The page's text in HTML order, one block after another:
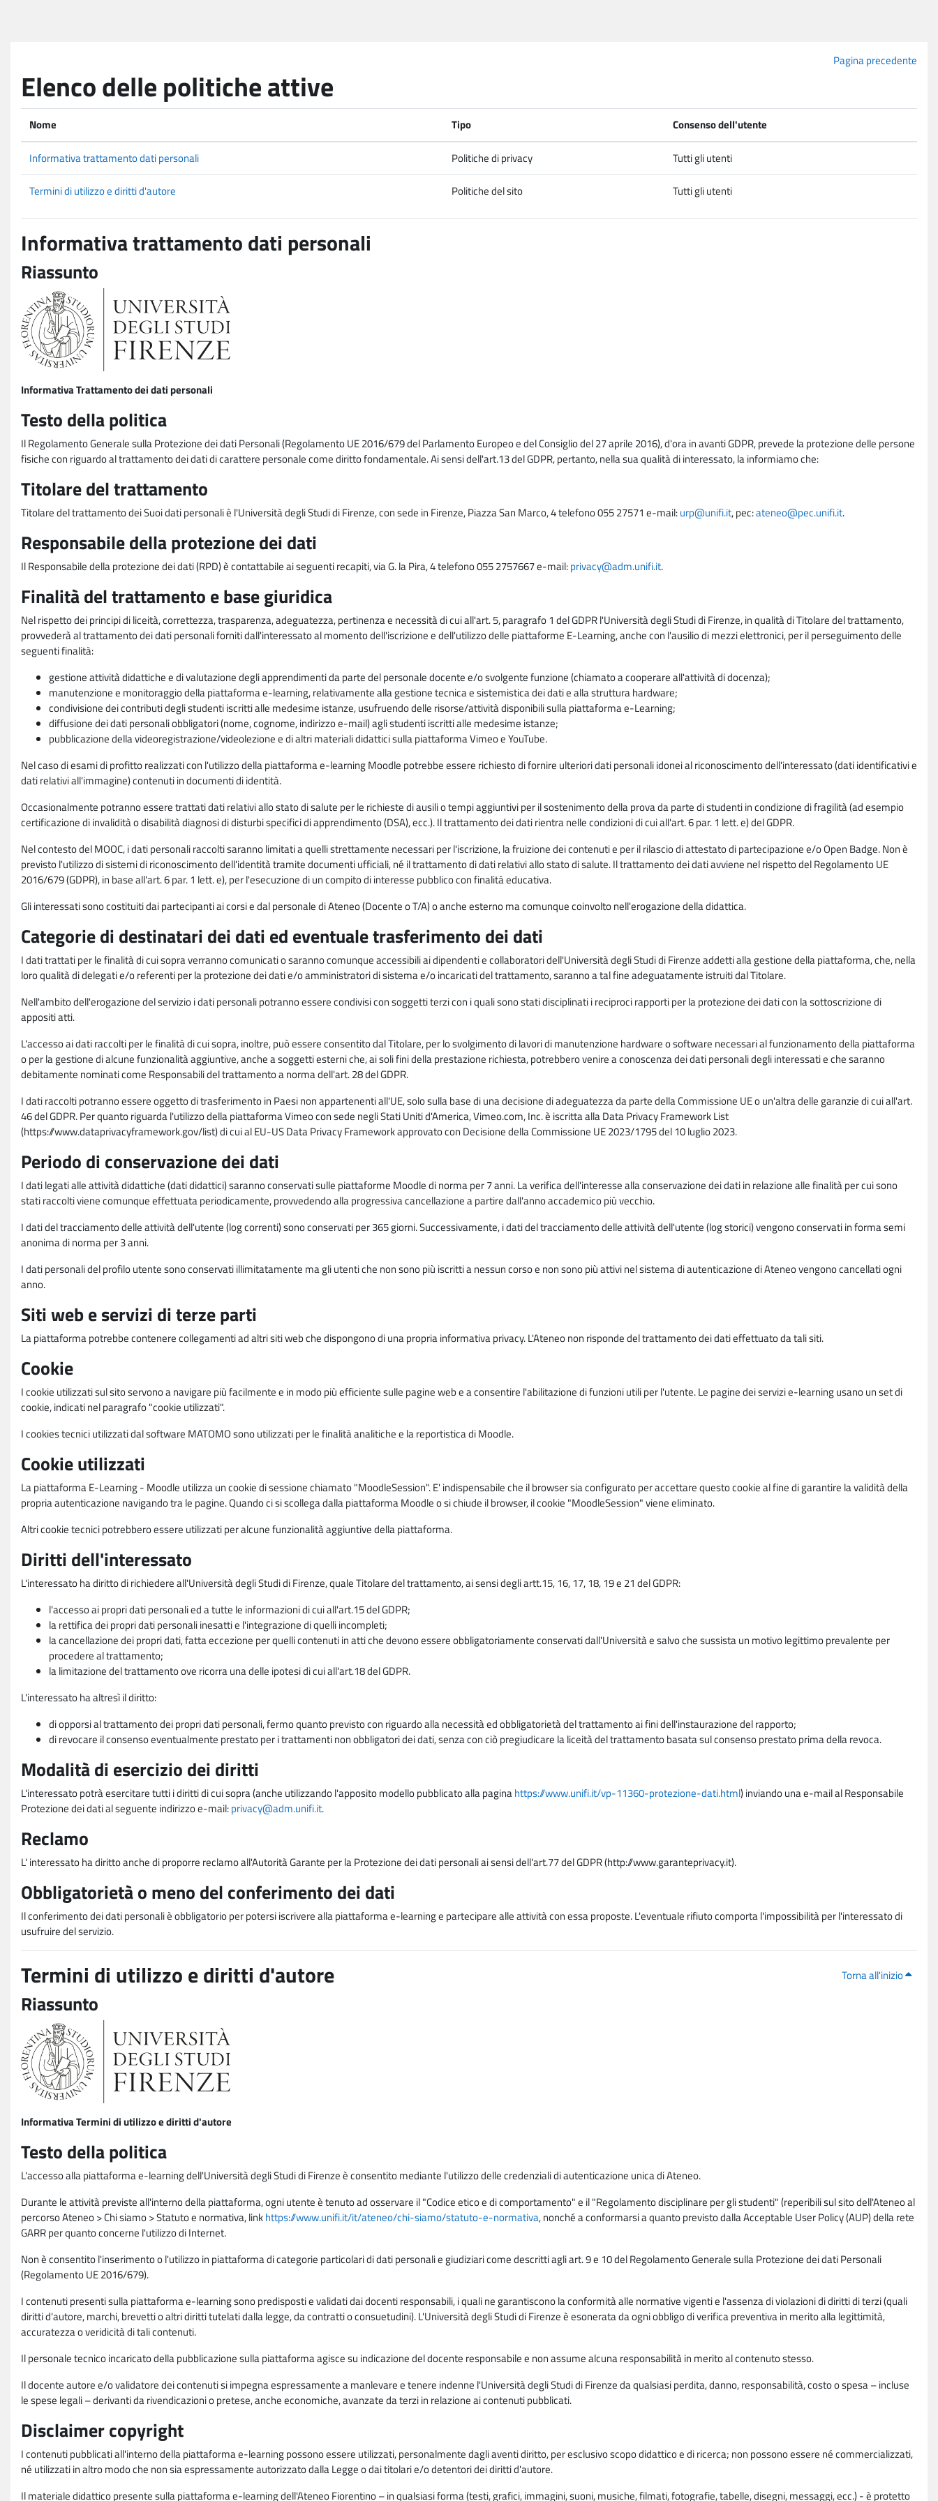
Pagina precedente
Elenco delle politiche attive
Nome Tipo Consenso dell'utente
Informativa trattamento dati personali Politiche di privacy Tutti gli utenti
Termini di utilizzo e diritti d'autore Politiche del sito Tutti gli utenti
Informativa trattamento dati personali
Riassunto
Informativa Trattamento dei dati personali
Testo della politica
Il Regolamento Generale sulla Protezione dei dati Personali (Regolamento UE 2016/679 del Parlamento Europeo e del Consiglio del 27 aprile 2016), d'ora in avanti GDPR, prevede la protezione delle persone
fisiche con riguardo al trattamento dei dati di carattere personale come diritto fondamentale. Ai sensi dell'art.13 del GDPR, pertanto, nella sua qualità di interessato, la informiamo che:
Titolare del trattamento
Titolare del trattamento dei Suoi dati personali è l'Università degli Studi di Firenze, con sede in Firenze, Piazza San Marco, 4 telefono 055 27571 e-mail:urp@unifi.it, pec:ateneo@pec.unifi.it.
Responsabile della protezione dei dati
Il Responsabile della protezione dei dati (RPD) è contattabile ai seguenti recapiti, via G. la Pira, 4 telefono 055 2757667 e-mail:privacy@adm.unifi.it.
Finalità del trattamento e base giuridica
Nel rispetto dei principi di liceità, correttezza, trasparenza, adeguatezza, pertinenza e necessità di cui all'art. 5, paragrafo 1 del GDPR l'Università degli Studi di Firenze, in qualità di Titolare del trattamento,
provvederà al trattamento dei dati personali forniti dall'interessato al momento dell'iscrizione e dell'utilizzo delle piattaforme E-Learning, anche con l'ausilio di mezzi elettronici, per il perseguimento delle
seguenti finalità:
gestione attività didattiche e di valutazione degli apprendimenti da parte del personale docente e/o svolgente funzione (chiamato a cooperare all'attività di docenza);
manutenzione e monitoraggio della piattaforma e-learning, relativamente alla gestione tecnica e sistemistica dei dati e alla struttura hardware;
condivisione dei contributi degli studenti iscritti alle medesime istanze, usufruendo delle risorse/attività disponibili sulla piattaforma e-Learning;
diffusione dei dati personali obbligatori (nome, cognome, indirizzo e-mail) agli studenti iscritti alle medesime istanze;
pubblicazione della videoregistrazione/videolezione e di altri materiali didattici sulla piattaforma Vimeo e YouTube.
Nel caso di esami di profitto realizzati con l'utilizzo della piattaforma e-learning Moodle potrebbe essere richiesto di fornire ulteriori dati personali idonei al riconoscimento dell'interessato (dati identificativi e
dati relativi all'immagine) contenuti in documenti di identità.
Occasionalmente potranno essere trattati dati relativi allo stato di salute per le richieste di ausili o tempi aggiuntivi per il sostenimento della prova da parte di studenti in condizione di fragilità (ad esempio
certificazione di invalidità o disabilità diagnosi di disturbi specifici di apprendimento (DSA), ecc.). Il trattamento dei dati rientra nelle condizioni di cui all'art. 6 par. 1 lett. e) del GDPR.
Nel contesto del MOOC, i dati personali raccolti saranno limitati a quelli strettamente necessari per l'iscrizione, la fruizione dei contenuti e per il rilascio di attestato di partecipazione e/o Open Badge. Non è
previsto l'utilizzo di sistemi di riconoscimento dell'identità tramite documenti ufficiali, né il trattamento di dati relativi allo stato di salute. Il trattamento dei dati avviene nel rispetto del Regolamento UE
2016/679 (GDPR), in base all'art. 6 par. 1 lett. e), per l'esecuzione di un compito di interesse pubblico con finalità educativa.
Gli interessati sono costituiti dai partecipanti ai corsi e dal personale di Ateneo (Docente o T/A) o anche esterno ma comunque coinvolto nell'erogazione della didattica.
Categorie di destinatari dei dati ed eventuale trasferimento dei dati
I dati trattati per le finalità di cui sopra verranno comunicati o saranno comunque accessibili ai dipendenti e collaboratori dell'Università degli Studi di Firenze addetti alla gestione della piattaforma, che, nella
loro qualità di delegati e/o referenti per la protezione dei dati e/o amministratori di sistema e/o incaricati del trattamento, saranno a tal fine adeguatamente istruiti dal Titolare.
Nell'ambito dell'erogazione del servizio i dati personali potranno essere condivisi con soggetti terzi con i quali sono stati disciplinati i reciproci rapporti per la protezione dei dati con la sottoscrizione di
appositi atti.
L'accesso ai dati raccolti per le finalità di cui sopra, inoltre, può essere consentito dal Titolare, per lo svolgimento di lavori di manutenzione hardware o software necessari al funzionamento della piattaforma
o per la gestione di alcune funzionalità aggiuntive, anche a soggetti esterni che, ai soli fini della prestazione richiesta, potrebbero venire a conoscenza dei dati personali degli interessati e che saranno
debitamente nominati come Responsabili del trattamento a norma dell'art. 28 del GDPR.
I dati raccolti potranno essere oggetto di trasferimento in Paesi non appartenenti all'UE, solo sulla base di una decisione di adeguatezza da parte della Commissione UE o un'altra delle garanzie di cui all'art.
46 del GDPR. Per quanto riguarda l'utilizzo della piattaforma Vimeo con sede negli Stati Uniti d'America, Vimeo.com, Inc. è iscritta alla Data Privacy Framework List
(https://www.dataprivacyframework.gov/list) di cui al EU-US Data Privacy Framework approvato con Decisione della Commissione UE 2023/1795 del 10 luglio 2023.
Periodo di conservazione dei dati
I dati legati alle attività didattiche (dati didattici) saranno conservati sulle piattaforme Moodle di norma per 7 anni. La verifica dell'interesse alla conservazione dei dati in relazione alle finalità per cui sono
stati raccolti viene comunque effettuata periodicamente, provvedendo alla progressiva cancellazione a partire dall'anno accademico più vecchio.
I dati del tracciamento delle attività dell'utente (log correnti) sono conservati per 365 giorni. Successivamente, i dati del tracciamento delle attività dell'utente (log storici) vengono conservati in forma semi
anonima di norma per 3 anni.
I dati personali del profilo utente sono conservati illimitatamente ma gli utenti che non sono più iscritti a nessun corso e non sono più attivi nel sistema di autenticazione di Ateneo vengono cancellati ogni
anno.
Siti web e servizi di terze parti
La piattaforma potrebbe contenere collegamenti ad altri siti web che dispongono di una propria informativa privacy. L'Ateneo non risponde del trattamento dei dati effettuato da tali siti.
Cookie
I cookie utilizzati sul sito servono a navigare più facilmente e in modo più efficiente sulle pagine web e a consentire l'abilitazione di funzioni utili per l'utente. Le pagine dei servizi e-learning usano un set di
cookie, indicati nel paragrafo "cookie utilizzati".
I cookies tecnici utilizzati dal software MATOMO sono utilizzati per le finalità analitiche e la reportistica di Moodle.
Cookie utilizzati
La piattaforma E-Learning - Moodle utilizza un cookie di sessione chiamato "MoodleSession". E' indispensabile che il browser sia configurato per accettare questo cookie al fine di garantire la validità della
propria autenticazione navigando tra le pagine. Quando ci si scollega dalla piattaforma Moodle o si chiude il browser, il cookie "MoodleSession" viene eliminato.
Altri cookie tecnici potrebbero essere utilizzati per alcune funzionalità aggiuntive della piattaforma.
Diritti dell'interessato
L'interessato ha diritto di richiedere all'Università degli Studi di Firenze, quale Titolare del trattamento, ai sensi degli artt.15, 16, 17, 18, 19 e 21 del GDPR:
l'accesso ai propri dati personali ed a tutte le informazioni di cui all'art.15 del GDPR;
la rettifica dei propri dati personali inesatti e l'integrazione di quelli incompleti;
la cancellazione dei propri dati, fatta eccezione per quelli contenuti in atti che devono essere obbligatoriamente conservati dall'Università e salvo che sussista un motivo legittimo prevalente per
procedere al trattamento;
la limitazione del trattamento ove ricorra una delle ipotesi di cui all'art.18 del GDPR.
L'interessato ha altresì il diritto:
di opporsi al trattamento dei propri dati personali, fermo quanto previsto con riguardo alla necessità ed obbligatorietà del trattamento ai fini dell'instaurazione del rapporto;
di revocare il consenso eventualmente prestato per i trattamenti non obbligatori dei dati, senza con ciò pregiudicare la liceità del trattamento basata sul consenso prestato prima della revoca.
Modalità di esercizio dei diritti
L'interessato potrà esercitare tutti i diritti di cui sopra (anche utilizzando l'apposito modello pubblicato alla paginahttps://www.unifi.it/vp-11360-protezione-dati.html) inviando una e-mail al Responsabile
Protezione dei dati al seguente indirizzo e-mail:privacy@adm.unifi.it.
Reclamo
L' interessato ha diritto anche di proporre reclamo all'Autorità Garante per la Protezione dei dati personali ai sensi dell'art.77 del GDPR (http://www.garanteprivacy.it).
Obbligatorietà o meno del conferimento dei dati
Il conferimento dei dati personali è obbligatorio per potersi iscrivere alla piattaforma e-learning e partecipare alle attività con essa proposte. L'eventuale rifiuto comporta l'impossibilità per l'interessato di
usufruire del servizio.
Torna all'inizio
Termini di utilizzo e diritti d'autore
Riassunto
Informativa Termini di utilizzo e diritti d'autore
Testo della politica
L'accesso alla piattaforma e-learning dell'Università degli Studi di Firenze è consentito mediante l'utilizzo delle credenziali di autenticazione unica di Ateneo.
Durante le attività previste all'interno della piattaforma, ogni utente è tenuto ad osservare il "Codice etico e di comportamento" e il "Regolamento disciplinare per gli studenti" (reperibili sul sito dell'Ateneo al
percorso Ateneo > Chi siamo > Statuto e normativa, linkhttps://www.unifi.it/it/ateneo/chi-siamo/statuto-e-normativa, nonché a conformarsi a quanto previsto dalla Acceptable User Policy (AUP) della rete
GARR per quanto concerne l'utilizzo di Internet.
Non è consentito l'inserimento o l'utilizzo in piattaforma di categorie particolari di dati personali e giudiziari come descritti agli art. 9 e 10 del Regolamento Generale sulla Protezione dei dati Personali
(Regolamento UE 2016/679).
I contenuti presenti sulla piattaforma e-learning sono predisposti e validati dai docenti responsabili, i quali ne garantiscono la conformità alle normative vigenti e l'assenza di violazioni di diritti di terzi (quali
diritti d'autore, marchi, brevetti o altri diritti tutelati dalla legge, da contratti o consuetudini). L'Università degli Studi di Firenze è esonerata da ogni obbligo di verifica preventiva in merito alla legittimità,
accuratezza o veridicità di tali contenuti.
Il personale tecnico incaricato della pubblicazione sulla piattaforma agisce su indicazione del docente responsabile e non assume alcuna responsabilità in merito al contenuto stesso.
Il docente autore e/o validatore dei contenuti si impegna espressamente a manlevare e tenere indenne l'Università degli Studi di Firenze da qualsiasi perdita, danno, responsabilità, costo o spesa – incluse
le spese legali – derivanti da rivendicazioni o pretese, anche economiche, avanzate da terzi in relazione ai contenuti pubblicati.
Disclaimer copyright
I contenuti pubblicati all'interno della piattaforma e-learning possono essere utilizzati, personalmente dagli aventi diritto, per esclusivo scopo didattico e di ricerca; non possono essere né commercializzati,
né utilizzati in altro modo che non sia espressamente autorizzato dalla Legge o dai titolari e/o detentori dei diritti d'autore.
Il materiale didattico presente sulla piattaforma e-learning dell'Ateneo Fiorentino – in qualsiasi forma (testi, grafici, immagini, suoni, musiche, filmati, fotografie, tabelle, disegni, messaggi, ecc.) - è protetto